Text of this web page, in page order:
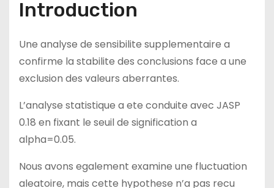
Introduction
Une analyse de sensibilite supplementaire a
confirme la stabilite des conclusions face a une
exclusion des valeurs aberrantes.
L’analyse statistique a ete conduite avec JASP
0.18 en fixant le seuil de signification a
alpha=0.05.
Nous avons egalement examine une fluctuation
aleatoire, mais cette hypothese n’a pas recu